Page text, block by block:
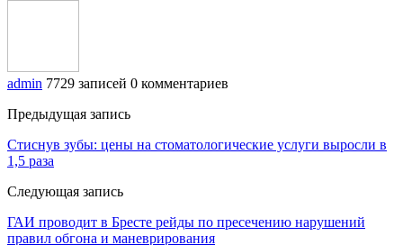
admin 7729 записей 0 комментариев
Предыдущая запись
Стиснув зубы: цены на стоматологические услуги выросли в
1,5 раза
Следующая запись
ГАИ проводит в Бресте рейды по пресечению нарушений
правил обгона и маневрирования